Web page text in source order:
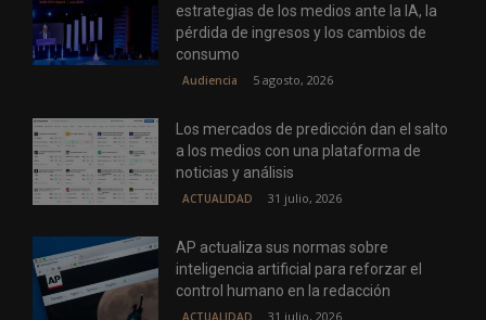
estrategias de los medios ante la IA, la
pérdida de ingresos y los cambios de
consumo
Audiencia 5 agosto, 2026
Los mercados de predicción dan el salto
a los medios con una plataforma de
noticias y análisis
ACTUALIDAD 31 julio, 2026
AP actualiza sus normas sobre
inteligencia artificial para reforzar el
control humano en la redacción
ACTUALIDAD 31 julio, 2026